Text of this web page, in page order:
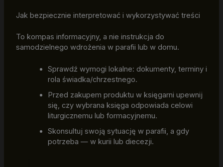
Jak bezpiecznie interpretować i wykorzystywać treści
To kompas informacyjny, a nie instrukcja do
samodzielnego wdrożenia w parafii lub w domu.
Sprawdź wymogi lokalne: dokumenty, terminy i
rola świadka/chrzestnego.
Przed zakupem produktu w księgarni upewnij
się, czy wybrana księga odpowiada celowi
liturgicznemu lub formacyjnemu.
Skonsultuj swoją sytuację w parafii, a gdy
potrzeba — w kurii lub diecezji.